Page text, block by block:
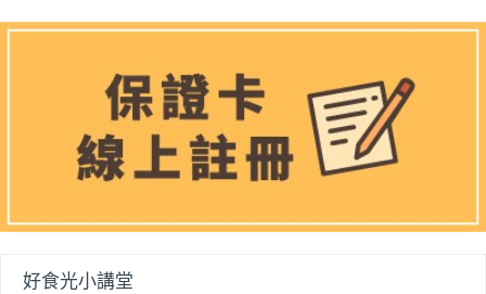
好食光小講堂